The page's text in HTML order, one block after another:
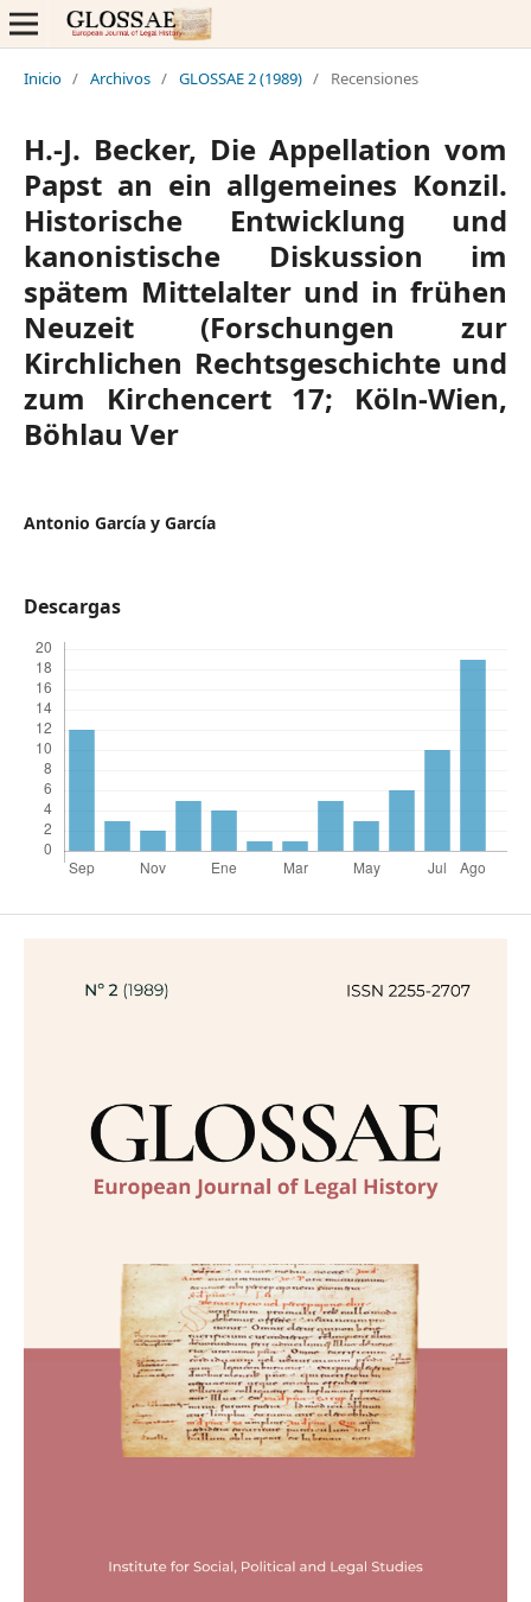
Inicio / Archivos / GLOSSAE 2 (1989) / Recensiones
H.-J. Becker, Die Appellation vom
Papst an ein allgemeines Konzil.
Historische Entwicklung und
kanonistische Diskussion im
spätem Mittelalter und in frühen
Neuzeit (Forschungen zur
Kirchlichen Rechtsgeschichte und
zum Kirchencert 17; Köln-Wien,
Böhlau Ver
Antonio García y García
Descargas